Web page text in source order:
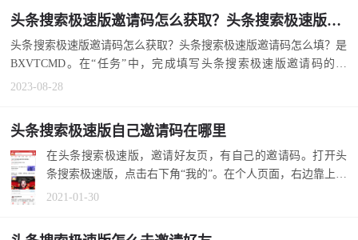
头条搜索极速版邀请码怎么获取？头条搜索极速版邀请码怎么填？
头条搜索极速版邀请码怎么获取？头条搜索极速版邀请码怎么填？是
BXVTCMD。在“任务”中，完成填写头条搜索极速版邀请码的任
务，...
2023-08-28
头条搜索极速版自己邀请码在哪里
在头条搜索极速版，邀请好友页，有自己的邀请码。打开头
条搜索极速版，点击右下角“我的”。在个人页面，右边靠上位
置，有“邀请...
2021-01-30